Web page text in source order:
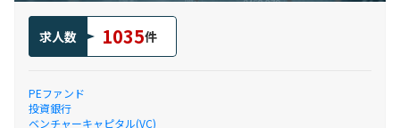
求人数 1035件
PEファンド
投資銀行
ベンチャーキャピタル(VC)